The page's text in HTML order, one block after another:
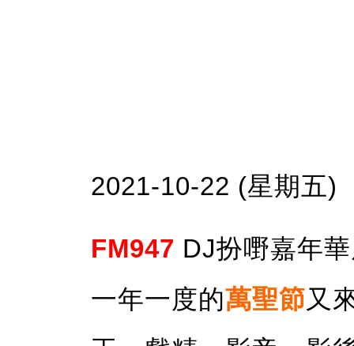
2021-10-22 (星期五)
FM947 DJ扮嘢嘉年
一年一度的萬聖節又